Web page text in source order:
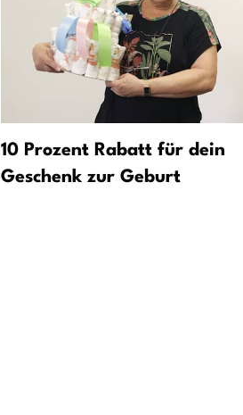
10 Prozent Rabatt für dein
Geschenk zur Geburt